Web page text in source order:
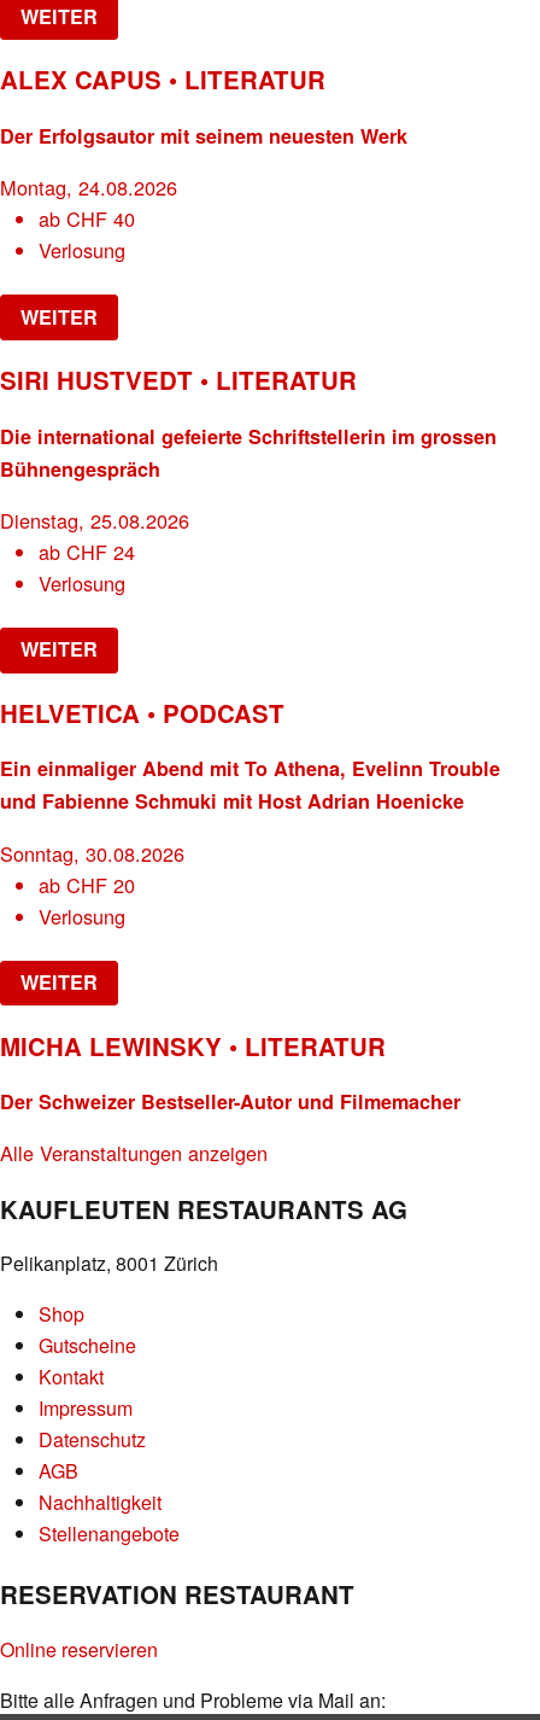
WEITER
ALEX CAPUS • LITERATUR
Der Erfolgsautor mit seinem neuesten Werk
Montag, 24.08.2026
abCHF 40
Verlosung
WEITER
SIRI HUSTVEDT • LITERATUR
Die international gefeierte Schriftstellerin im grossen
Bühnengespräch
Dienstag, 25.08.2026
abCHF 24
Verlosung
WEITER
HELVETICA • PODCAST
Ein einmaliger Abend mit To Athena, Evelinn Trouble
und Fabienne Schmuki mit Host Adrian Hoenicke
Sonntag, 30.08.2026
abCHF 20
Verlosung
WEITER
MICHA LEWINSKY • LITERATUR
Der Schweizer Bestseller-Autor und Filmemacher
Alle Veranstaltungen anzeigen
KAUFLEUTEN RESTAURANTS AG
Pelikanplatz, 8001 Zürich
Shop
Gutscheine
Kontakt
Impressum
Datenschutz
AGB
Nachhaltigkeit
Stellenangebote
RESERVATION RESTAURANT
Online reservieren
Bitte alle Anfragen und Probleme via Mail an: